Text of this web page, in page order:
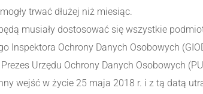
trwać dłużej niż miesiąc.
musiały dostosować się wszystkie
Inspektora Ochrony Danych Osobowych
Urzędu Ochrony Danych Osobowych
wejść w życie 25 maja 2018 r. i z tą datą